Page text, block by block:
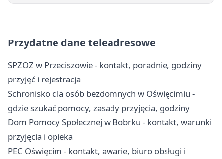
Przydatne dane teleadresowe
SPZOZ w Przeciszowie - kontakt, poradnie, godziny
przyjęć i rejestracja
Schronisko dla osób bezdomnych w Oświęcimiu -
gdzie szukać pomocy, zasady przyjęcia, godziny
Dom Pomocy Społecznej w Bobrku - kontakt, warunki
przyjęcia i opieka
PEC Oświęcim - kontakt, awarie, biuro obsługi i